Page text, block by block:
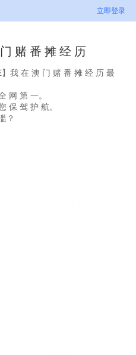
立即登录
赌 番 摊 经 历
我 在 澳 门 赌 番 摊 经 历 最
网 第 一。
保 驾 护 航。
？